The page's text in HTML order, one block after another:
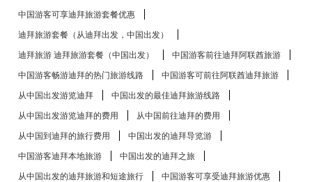
中国游客可享迪拜旅游套餐优惠
迪拜旅游套餐（从迪拜出发，中国出发）
迪拜旅游 迪拜旅游套餐（中国出发）
中国游客前往迪拜阿联酋旅游
中国游客畅游迪拜的热门旅游线路
中国游客可前往阿联酋迪拜旅游
从中国出发游览迪拜
中国出发的最佳迪拜旅游线路
从中国出发游览迪拜的费用
从中国前往迪拜的费用
从中国到迪拜的旅行费用
中国出发的迪拜导览游
中国游客迪拜本地旅游
中国出发的迪拜之旅
从中国出发的迪拜旅游和短途旅行
中国游客可享受迪拜旅游优惠